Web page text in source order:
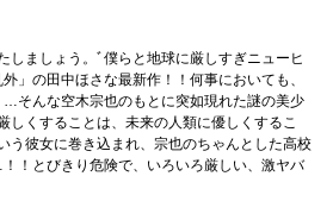
ましょう。ﾞ僕らと地球に厳しすぎニューヒ
」の田中ほさな最新作！！何事においても、
…そんな空木宗也のもとに突如現れた謎の美少
しくすることは、未来の人類に優しくするこ
う彼女に巻き込まれ、宗也のちゃんとした高校
！とびきり危険で、いろいろ厳しい、激ヤバ